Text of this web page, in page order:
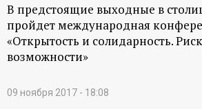
В предстоящие выходные в
пройдет международная
«Открытость и солидарность.
возможности»
09 ноября 2017 - 18:08